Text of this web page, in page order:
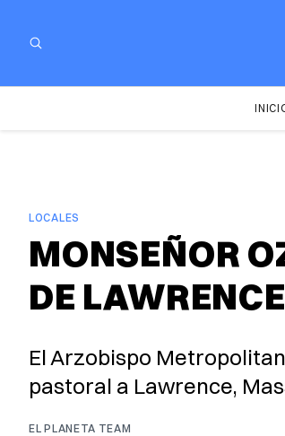
LOCALES
MONSEÑOR
DE LAWRENCE
El Arzobispo
pastoral a Lawrence,
EL PLANETA TEAM